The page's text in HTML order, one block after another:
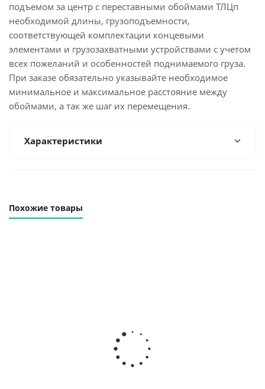
подъемом за центр с переставными обоймами ТЛЦп
необходимой длины, грузоподъемности,
соответствующей комплектации концевыми
элементами и грузозахватными устройствами с учетом
всех пожеланий и особенностей поднимаемого груза.
При заказе обязательно указывайте необходимое
минимальное и максимальное расстояние между
обоймами, а так же шаг их перемещения.
Характеристики
Похожие товары